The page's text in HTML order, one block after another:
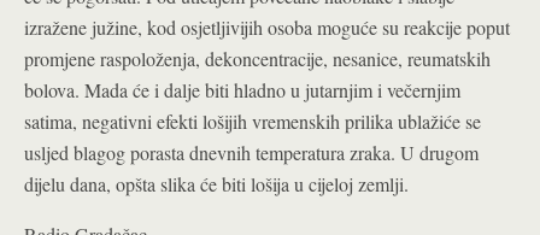
izražene južine, kod osjetljivijih osoba moguće su reakcije poput
promjene raspoloženja, dekoncentracije, nesanice, reumatskih
bolova. Mada će i dalje biti hladno u jutarnjim i večernjim
satima, negativni efekti lošijih vremenskih prilika ublažiće se
usljed blagog porasta dnevnih temperatura zraka. U drugom
dijelu dana, opšta slika će biti lošija u cijeloj zemlji.